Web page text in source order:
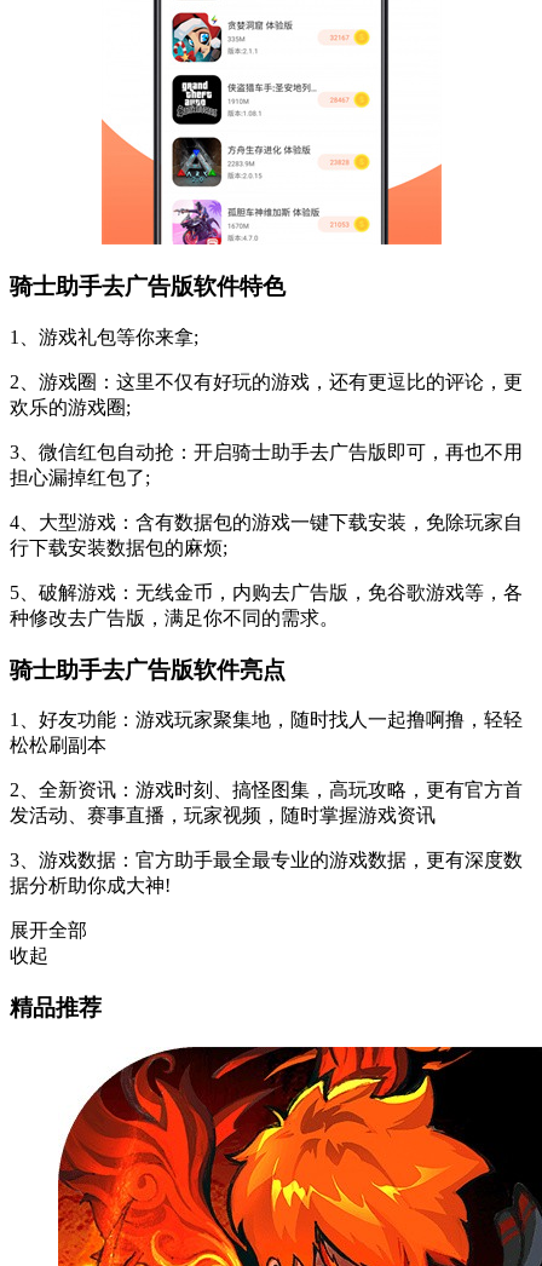
骑士助手去广告版软件特色
1、游戏礼包等你来拿;
2、游戏圈：这里不仅有好玩的游戏，还有更逗比的评论，更
欢乐的游戏圈;
3、微信红包自动抢：开启骑士助手去广告版即可，再也不用
担心漏掉红包了;
4、大型游戏：含有数据包的游戏一键下载安装，免除玩家自
行下载安装数据包的麻烦;
5、破解游戏：无线金币，内购去广告版，免谷歌游戏等，各
种修改去广告版，满足你不同的需求。
骑士助手去广告版软件亮点
1、好友功能：游戏玩家聚集地，随时找人一起撸啊撸，轻轻
松松刷副本
2、全新资讯：游戏时刻、搞怪图集，高玩攻略，更有官方首
发活动、赛事直播，玩家视频，随时掌握游戏资讯
3、游戏数据：官方助手最全最专业的游戏数据，更有深度数
据分析助你成大神!
展开全部
收起
精品推荐